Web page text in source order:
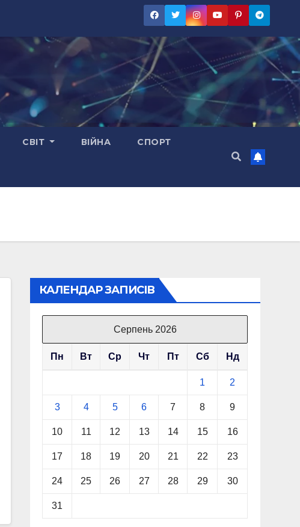
СВІТ ВІЙНА СПОРТ
КАЛЕНДАР ЗАПИСІВ
Серпень 2026
Пн Вт Ср Чт Пт Сб Нд
1 2
3 4 5 6 7 8 9
10 11 12 13 14 15 16
17 18 19 20 21 22 23
24 25 26 27 28 29 30
31